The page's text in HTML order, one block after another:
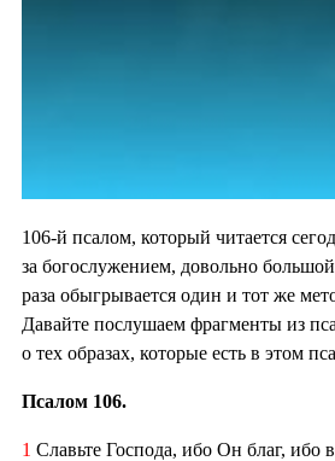
106-й псалом, который читается
за богослужением, довольно
раза обыгрывается один и тот же
Давайте послушаем фрагменты из
о тех образах, которые есть в этом
Псалом 106.
1 Славьте Господа, ибо Он благ, ибо